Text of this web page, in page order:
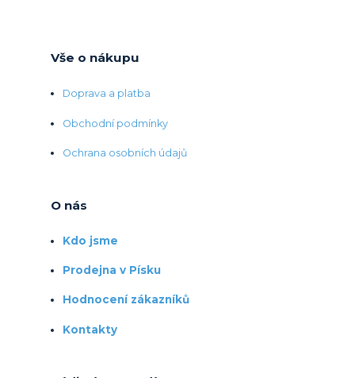
Vše o nákupu
Doprava a platba
Obchodní podmínky
Ochrana osobních údajů
O nás
Kdo jsme
Prodejna v Písku
Hodnocení zákazníků
Kontakty